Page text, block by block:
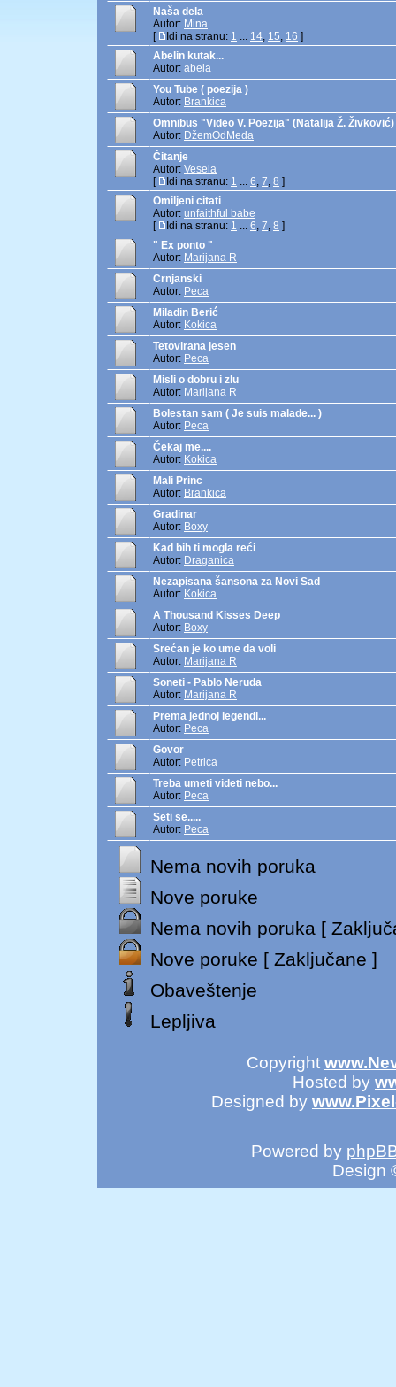
Naša dela
Autor: Mina
[
Idi na stranu: 1 ... 14, 15, 16 ]
Abelin kutak...
Autor: abela
You Tube ( poezija )
Autor: Brankica
Omnibus "Video V. Poezija" (Natalija Ž. Živković)
Autor: DžemOdMeda
Čitanje
Autor: Vesela
[
Idi na stranu: 1 ... 6, 7, 8 ]
Omiljeni citati
Autor: unfaithful babe
[
Idi na stranu: 1 ... 6, 7, 8 ]
" Ex ponto "
Autor: Marijana R
Crnjanski
Autor: Peca
Miladin Berić
Autor: Kokica
Tetovirana jesen
Autor: Peca
Misli o dobru i zlu
Autor: Marijana R
Bolestan sam ( Je suis malade... )
Autor: Peca
Čekaj me....
Autor: Kokica
Mali Princ
Autor: Brankica
Gradinar
Autor: Boxy
Kad bih ti mogla reći
Autor: Draganica
Nezapisana šansona za Novi Sad
Autor: Kokica
A Thousand Kisses Deep
Autor: Boxy
Srećan je ko ume da voli
Autor: Marijana R
Soneti - Pablo Neruda
Autor: Marijana R
Prema jednoj legendi...
Autor: Peca
Govor
Autor: Petrica
Treba umeti videti nebo...
Autor: Peca
Seti se.....
Autor: Peca
Nema novih poruka
Nove poruke
Nema novih poruka [
Nove poruke [ Zaključane ]
Obaveštenje
Lepljiva
Copyright
Hosted by
Designed by
Powered by
Design